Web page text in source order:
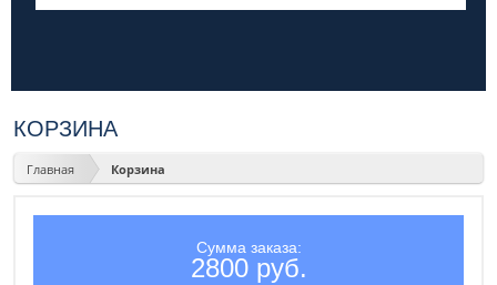
КОРЗИНА
Главная Корзина
Сумма заказа:
2800 руб.